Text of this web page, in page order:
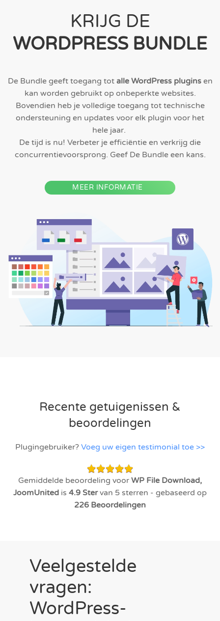
KRIJG DE
WORDPRESS BUNDLE
De Bundle geeft toegang totalle WordPress pluginsen
kan worden gebruikt op onbeperkte websites.
Bovendien heb je volledige toegang tot technische
ondersteuning en updates voor elk plugin voor het
hele jaar.
De tijd is nu! Verbeter je efficiëntie en verkrijg die
concurrentievoorsprong. Geef De Bundle een kans.
MEER INFORMATIE
Recente getuigenissen &
beoordelingen
Plugingebruiker? Voeg uw eigen testimonial toe >>
Gemiddelde beoordeling voor WP File Download,
JoomUnited is 4.9 Stervan 5 sterren - gebaseerd op
226 Beoordelingen
Veelgestelde
vragen:
WordPress-